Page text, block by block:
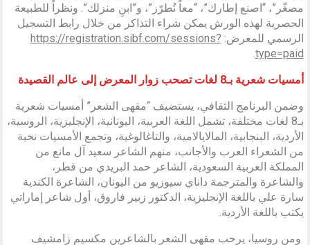
مصغّر”، “اصنع إطارك”، “معاً نُطرّز”، و”ابنِ منزلك”. ونظراً للطبيعة
الحصرية لهذه الورش يمكن شراء التذاكر من خلال رابط التسجيل
الرسمي للمعرض: https://registration.sibf.com/sessions?
type=paid
أمسيات شعرية بـ8 لغات تصحب زوار المعرض إلى عالم القصيدة
وضمن البرنامج الثقافي، يستضيف “مقهى الشعر” أمسيات شعرية
بـ8 لغات مختلفة، تشمل اللغة العربية، اليونانية، الإنجليزية، الروسية،
الأردية، البنجابية، المالايالامية، والتاغالوغية، وتجمع الأمسيات نخبة
من الشعراء العرب والأجانب، منهم الشاعر سعيد آل مانع من
المملكة العربية السعودية، الشاعر حمد البريدي من قطر،
والشاعرة والمترجمة داناي سيوزيو من اليونان، الشاعرة الكندية
سارة علي باللغة الإنجليزية، الدكتور زبير فاروق، أول شاعر إماراتي
يكتب باللغة الأردية.
ومن روسيا، يرحب مقهى الشعر بالشاعرين مكسيم زامشيف